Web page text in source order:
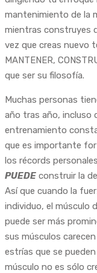
mantenimiento de la
mientras construyes
vez que creas nuevo
MANTENER,
que ser su filosofía.
Muchas personas
año tras año, incluso
entrenamiento
que es importante
los récords
PUEDE construir la
Así que cuando la
individuo, el músculo
puede ser más
sus músculos
estrías que se
músculo no es sólo